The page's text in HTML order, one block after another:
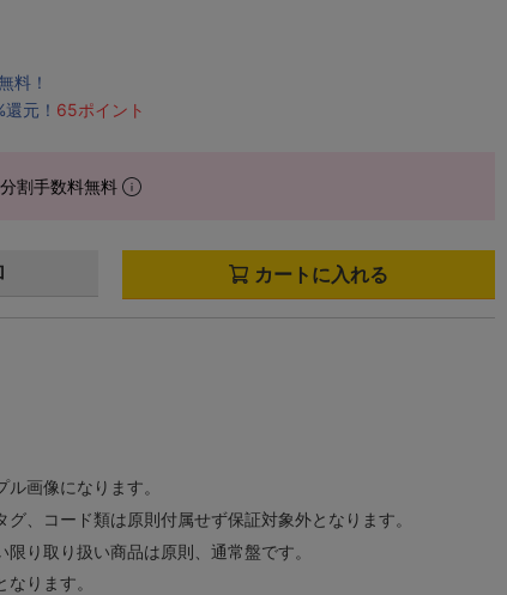
料！
元！ 65ポイント
割手数料無料
カートに入れる
画像になります。
、コード類は原則付属せず保証対象外となります。
り取り扱い商品は原則、通常盤です。
ります。